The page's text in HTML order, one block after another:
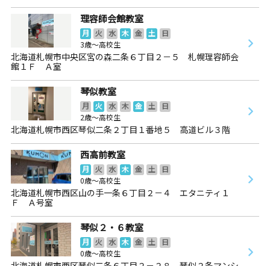
理容師会館教室
月 火 水 木 金 土
日
3歳～高校生
北海道札幌市中央区宮の森二条６丁目２－５ 札幌理容師会
館１Ｆ Ａ室
琴似教室
月 火 水 木 金 土
日
2歳～高校生
北海道札幌市西区琴似二条２丁目１番地５ 高道ビル３階
西高前教室
月 火 水 木 金 土
日
0歳～高校生
北海道札幌市西区山の手一条６丁目２－４ エタニティ１
Ｆ Ａ号室
琴似２・６教室
月 火 水 木 金 土
日
0歳～高校生